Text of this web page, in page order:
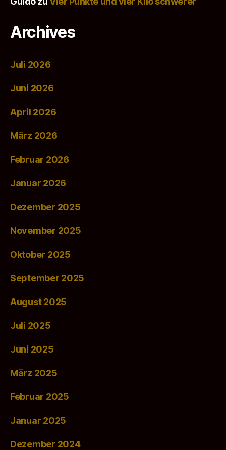
Archives
Juli 2026
Juni 2026
April 2026
März 2026
Februar 2026
Januar 2026
Dezember 2025
November 2025
Oktober 2025
September 2025
August 2025
Juli 2025
Juni 2025
März 2025
Februar 2025
Januar 2025
Dezember 2024